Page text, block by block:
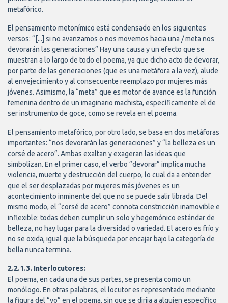
metafórico.
El pensamiento metonímico está condensado en los siguientes
versos: “[...] si no avanzamos o nos movemos hacia una / meta nos
devorarán las generaciones” Hay una causa y un efecto que se
muestran a lo largo de todo el poema, ya que dicho acto de devorar,
por parte de las generaciones (que es una metáfora a la vez), alude
al envejecimiento y al consecuente reemplazo por mujeres más
jóvenes. Asimismo, la “meta” que es motor de avance es la función
femenina dentro de un imaginario machista, específicamente el de
ser instrumento de goce, como se revela en el poema.
El pensamiento metafórico, por otro lado, se basa en dos metáforas
importantes: “nos devorarán las generaciones” y “la belleza es un
corsé de acero”. Ambas exaltan y exageran las ideas que
simbolizan. En el primer caso, el verbo “devorar” implica mucha
violencia, muerte y destrucción del cuerpo, lo cual da a entender
que el ser desplazadas por mujeres más jóvenes es un
acontecimiento inminente del que no se puede salir librada. Del
mismo modo, el “corsé de acero” connota constricción inamovible e
inflexible: todas deben cumplir un solo y hegemónico estándar de
belleza, no hay lugar para la diversidad o variedad. El acero es frío y
no se oxida, igual que la búsqueda por encajar bajo la categoría de
bella nunca termina.
2.2.1.3. Interlocutores:
El poema, en cada una de sus partes, se presenta como un
monólogo. En otras palabras, el locutor es representado mediante
la figura del “yo” en el poema, sin que se dirija a alguien específico